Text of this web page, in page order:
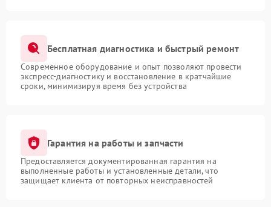
Бесплатная диагностика и быстрый ремонт
Современное оборудование и опыт позволяют провести
экспресс-диагностику и восстановление в кратчайшие
сроки, минимизируя время без устройства
Гарантия на работы и запчасти
Предоставляется документированная гарантия на
выполненные работы и установленные детали, что
защищает клиента от повторных неисправностей